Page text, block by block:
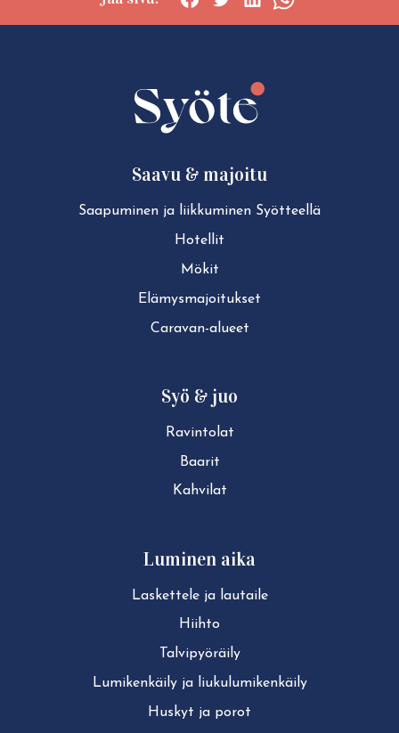
Saavu & majoitu
Saapuminen ja liikkuminen Syötteellä
Hotellit
Mökit
Elä­mys­ma­joi­tuk­set
Caravan-alueet
Syö & juo
Ravintolat
Baarit
Kahvilat
Luminen aika
Laskettele ja lautaile
Hiihto
Tal­vi­pyö­räi­ly
Lu­mi­ken­käi­ly ja liu­ku­lu­mi­ken­käi­ly
Huskyt ja porot